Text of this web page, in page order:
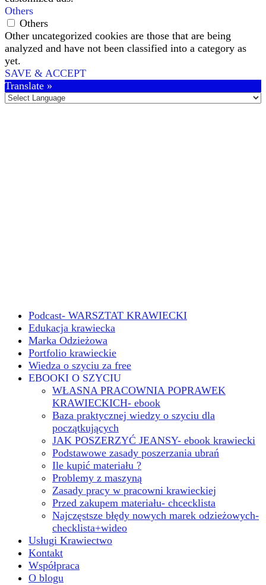
Others
Others
Other uncategorized cookies are those that are being
analyzed and have not been classified into a category as
yet.
SAVE & ACCEPT
Translate »
Podcast- WARSZTAT KRAWIECKI
Edukacja krawiecka
Marka Odzieżowa
Portfolio krawieckie
Wiedza o szyciu za free
EBOOKI O SZYCIU
WŁASNA PRACOWNIA POPRAWEK
KRAWIECKICH- ebook
Baza praktycznej wiedzy o szyciu dla
początkujących
JAK POSZERZYĆ JEANSY- ebook krawiecki
Podstawowe zasady poszerzania ubrań
Ile kupić materiału ?
Problemy z maszyną
Zasady pracy w pracowni krawieckiej
Przed zakupem materiału- chcecklista
Najczęstsze błędy nowych marek odzieżowych-
checklista+wideo
Usługi Krawiectwo
Kontakt
Współpraca
O blogu